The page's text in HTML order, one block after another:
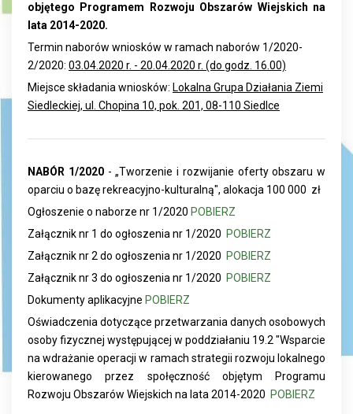
objętego Programem Rozwoju Obszarów Wiejskich na
lata 2014-2020.
Termin naborów wniosków w ramach naborów 1/2020-
2/2020: 03.04.2020 r. - 20.04.2020 r. (do godz. 16.00)
Miejsce składania wniosków: Lokalna Grupa Działania Ziemi
Siedleckiej, ul. Chopina 10, pok. 201, 08-110 Siedlce
NABÓR 1/2020- „Tworzenie i rozwijanie oferty obszaru w
oparciu o bazę rekreacyjno-kulturalną", alokacja 100 000 zł
Ogłoszenie o naborze nr 1/2020 POBIERZ
Załącznik nr 1 do ogłoszenia nr 1/2020 POBIERZ
Załącznik nr 2 do ogłoszenia nr 1/2020 POBIERZ
Załącznik nr 3 do ogłoszenia nr 1/2020 POBIERZ
Dokumenty aplikacyjne POBIERZ
Oświadczenia dotyczące przetwarzania danych osobowych
osoby fizycznej występującej w poddziałaniu 19.2 "Wsparcie
na wdrażanie operacji w ramach strategii rozwoju lokalnego
kierowanego przez społęczność objętym Programu
Rozwoju Obszarów Wiejskich na lata 2014-2020 POBIERZ